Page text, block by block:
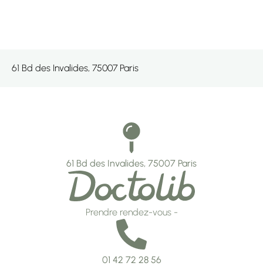
61 Bd des Invalides, 75007 Paris
61 Bd des Invalides, 75007 Paris
Prendre rendez-vous -
01 42 72 28 56